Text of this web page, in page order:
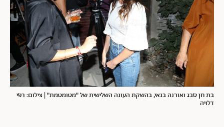
בת חן סבג ואורנה בנאי, בהשקת העונה השלישית של "מטומטמת" | צילום: רפי
דלויה